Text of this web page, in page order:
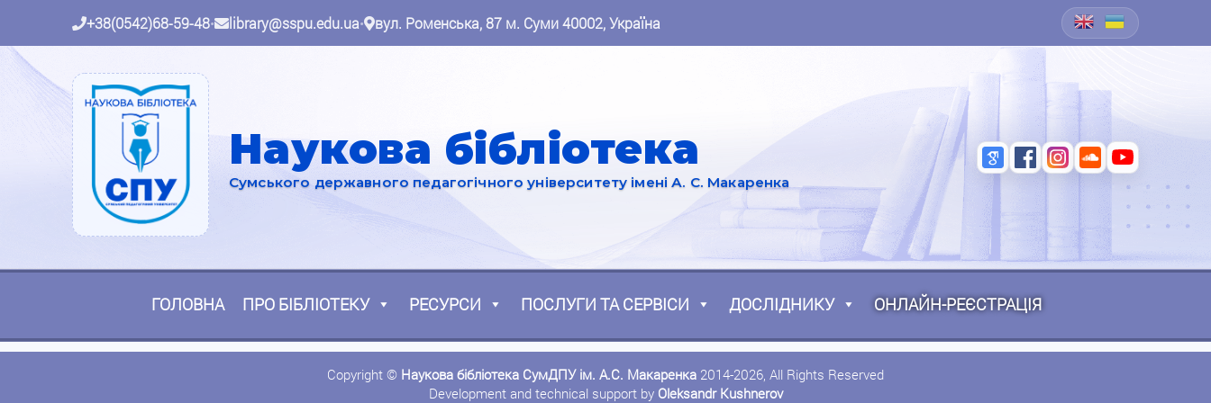
+38(0542)68-59-48• library@sspu.edu.ua• вул. Роменська, 87 м. Суми 40002, Україна
Наукова бібліотека
Сумського державного педагогічного університету імені А. С. Макаренка
ГОЛОВНА ПРО БІБЛІОТЕКУ РЕСУРСИ ПОСЛУГИ ТА СЕРВІСИ ДОСЛІДНИКУ ОНЛАЙН-РЕЄСТРАЦІЯ
Copyright © Наукова бібліотека СумДПУ ім. А.С. Макаренка 2014-2026, All Rights Reserved
Development and technical support by Oleksandr Kushnerov